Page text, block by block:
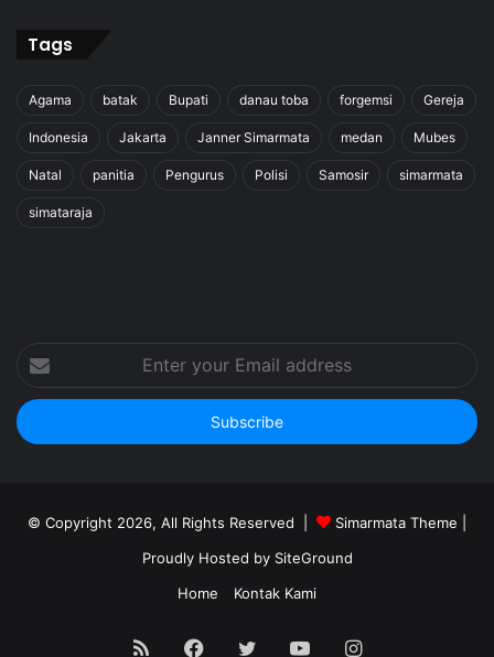
Tags
Agama batak Bupati danau toba forgemsi Gereja
Indonesia Jakarta Janner Simarmata medan Mubes
Natal panitia Pengurus Polisi Samosir simarmata
simataraja
Enter
your
Email
address
© Copyright 2026, All Rights Reserved | Simarmata Theme
Proudly Hosted by SiteGround
Home
Kontak Kami
RSS Facebook
Twitter YouTubeInstagram